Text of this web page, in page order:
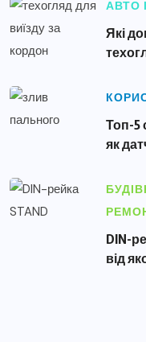
АВТО
Які
Топ-5
як
DIN-
від